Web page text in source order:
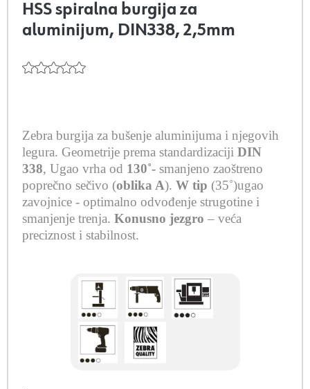
HSS spiralna burgija za
aluminijum, DIN338, 2,5mm
Zebra burgija za bušenje aluminijuma i njegovih
legura. Geometrije prema standardizaciji DIN
338, Ugao vrha od 130˚- smanjeno zaoštreno
poprečno sečivo (oblika A). W tip (35˚)ugao
zavojnice - optimalno odvođenje strugotine i
smanjenje trenja. Konusno jezgro – veća
preciznost i stabilnost.